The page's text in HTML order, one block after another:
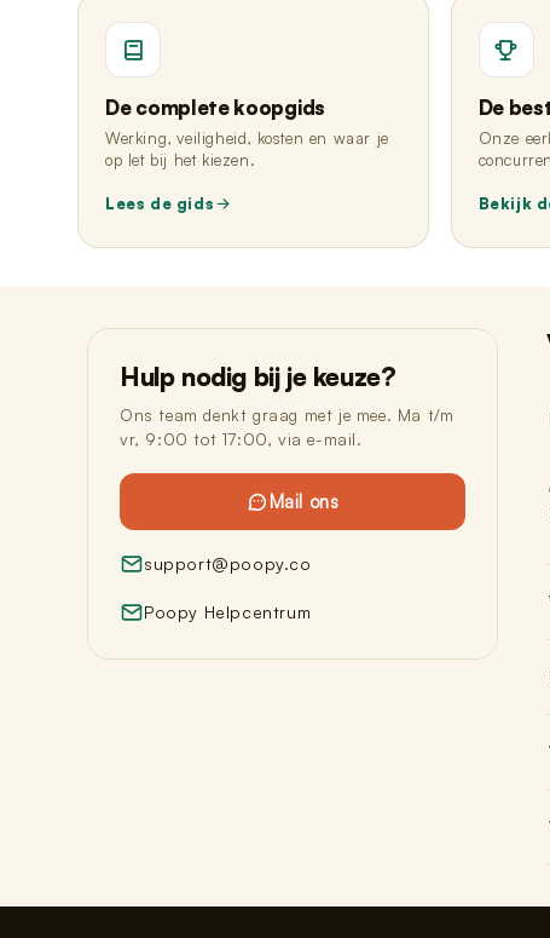
De complete koopgids
Werking, veiligheid, kosten en waar je
op let bij het kiezen.
Lees de gids
De
Onze
Bekijk
Hulp nodig bij je keuze?
Ons team denkt graag met je mee. Ma t/m
vr, 9:00 tot 17:00, via e-mail.
Mail ons
support@poopy.co
Poopy Helpcentrum